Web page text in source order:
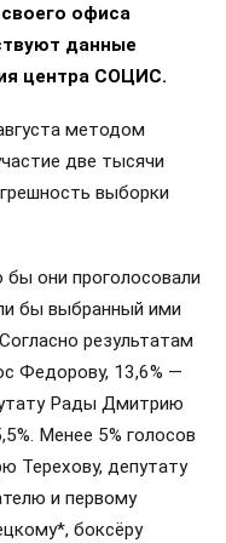
офиса
данные
центра СОЦИС.
методом
две тысячи
выборки
бы они проголосовали
бы выбранный ими
результатам
Федорову, 13,6% —
Рады Дмитрию
Менее 5% голосов
Терехову, депутату
и первому
боксёру